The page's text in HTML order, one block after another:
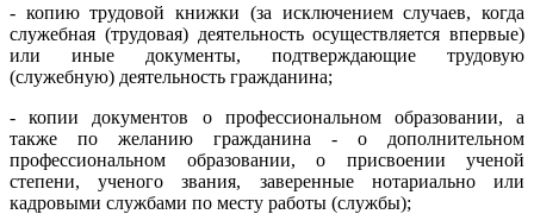
- копию трудовой книжки (за исключением случаев, когда
служебная (трудовая) деятельность осуществляется впервые)
или иные документы, подтверждающие трудовую
(служебную) деятельность гражданина;
- копии документов о профессиональном образовании, а
также по желанию гражданина - о дополнительном
профессиональном образовании, о присвоении ученой
степени, ученого звания, заверенные нотариально или
кадровыми службами по месту работы (службы);